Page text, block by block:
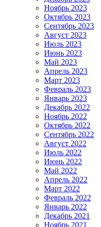
Ноябрь 2023
Октябрь 2023
Сентябрь 2023
Август 2023
Июль 2023
Июнь 2023
Май 2023
Апрель 2023
Март 2023
Февраль 2023
Январь 2023
Декабрь 2022
Ноябрь 2022
Октябрь 2022
Сентябрь 2022
Август 2022
Июль 2022
Июнь 2022
Май 2022
Апрель 2022
Март 2022
Февраль 2022
Январь 2022
Декабрь 2021
Ноябрь 2021